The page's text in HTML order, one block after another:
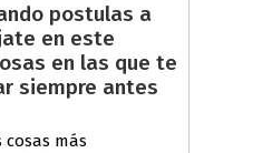
postulas a
en este
en las que te
siempre antes
cosas más